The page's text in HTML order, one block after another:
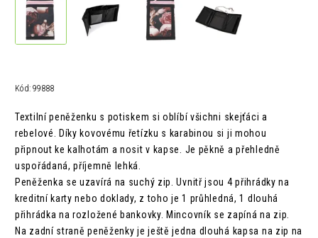
Kód: 99888
Textilní peněženku s potiskem si oblíbí všichni skejťáci a
rebelové. Díky kovovému řetízku s karabinou si ji mohou
připnout ke kalhotám a nosit v kapse. Je pěkně a přehledně
uspořádaná, příjemně lehká.
Peněženka se uzavírá na suchý zip. Uvnitř jsou 4 přihrádky na
kreditní karty nebo doklady, z toho je 1 průhledná, 1 dlouhá
přihrádka na rozložené bankovky. Mincovník se zapíná na zip.
Na zadní straně peněženky je ještě jedna dlouhá kapsa na zip na